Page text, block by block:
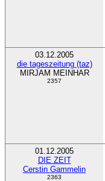
03.12.2005
die tageszeitung (taz)
MIRJAM MEINHAR
2357
01.12.2005
DIE ZEIT
Cerstin Gammelin
2363